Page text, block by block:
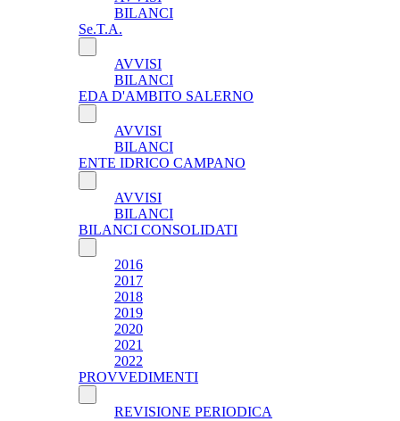
BILANCI
Se.T.A.
AVVISI
BILANCI
EDA D'AMBITO SALERNO
AVVISI
BILANCI
ENTE IDRICO CAMPANO
AVVISI
BILANCI
BILANCI CONSOLIDATI
2016
2017
2018
2019
2020
2021
2022
PROVVEDIMENTI
REVISIONE PERIODICA